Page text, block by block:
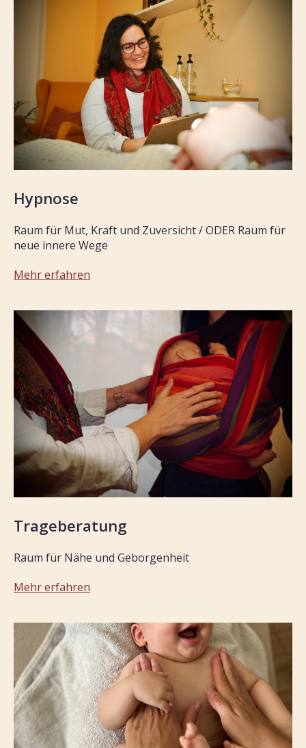
Hypnose
Raum für Mut, Kraft und Zuversicht / ODER Raum für
neue innere Wege
Mehr erfahren
Trageberatung
Raum für Nähe und Geborgenheit
Mehr erfahren